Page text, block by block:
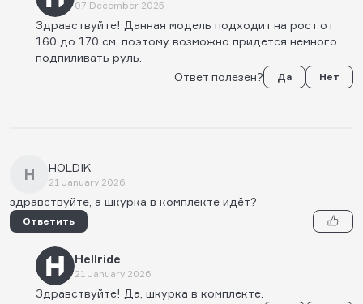
07 December 2025
Здравствуйте! Данная модель подходит на рост от
160 до 170 см, поэтому возможно придется немного
подпиливать руль.
Ответ полезен?
Да Нет
H HOLDIK
21 January 2026
здравствуйте, а шкурка в комплекте идёт?
Ответить
Hellride
21 January 2026
Здравствуйте! Да, шкурка в комплекте.